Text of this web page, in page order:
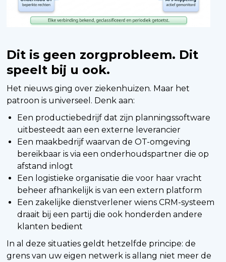
Dit is geen zorgprobleem. Dit
speelt bij u ook.
Het nieuws ging over ziekenhuizen. Maar het
patroon is universeel. Denk aan:
Een productiebedrijf dat zijn planningssoftware
uitbesteedt aan een externe leverancier
Een maakbedrijf waarvan de OT-omgeving
bereikbaar is via een onderhoudspartner die op
afstand inlogt
Een logistieke organisatie die voor haar vracht
beheer afhankelijk is van een extern platform
Een zakelijke dienstverlener wiens CRM-systeem
draait bij een partij die ook honderden andere
klanten bedient
In al deze situaties geldt hetzelfde principe: de
grens van uw eigen netwerk is allang niet meer de